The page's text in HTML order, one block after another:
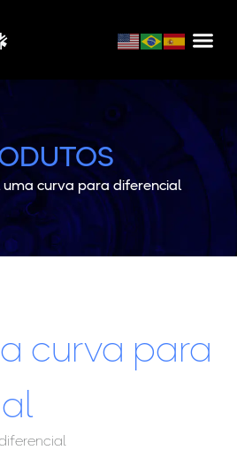
uma curva para diferencial
curva para